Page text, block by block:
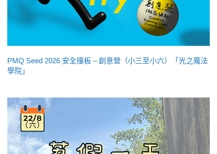
PMQ Seed 2026 安全撞板 – 創意營（小三至小六）「光之魔法
學院」